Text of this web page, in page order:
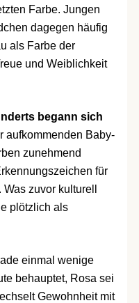
Farbe. Jungen
dagegen häufig
als Farbe der
und Weiblichkeit
begann sich
aufkommenden Baby-
zunehmend
für
zuvor kulturell
plötzlich als
einmal wenige
behauptet, Rosa sei
Gewohnheit mit